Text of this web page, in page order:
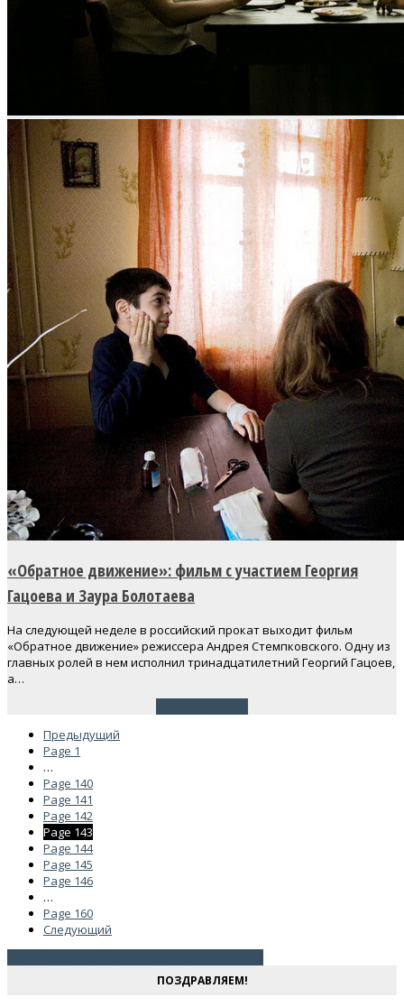
«Обратное движение»: фильм с участием Георгия
Гацоева и Заура Болотаева
На следующей неделе в российский прокат выходит фильм
«Обратное движение» режиссера Андрея Стемпковского. Одну из
главных ролей в нем исполнил тринадцатилетний Георгий Гацоев,
а…
Предыдущий
Page 1
…
Page 140
Page 141
Page 142
Page 143
Page 144
Page 145
Page 146
…
Page 160
Следующий
ПОЗДРАВЛЯЕМ!